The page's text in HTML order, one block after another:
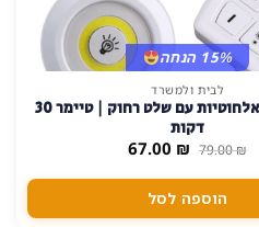
15% הנחה
לבית ולמשרד
סט 3 מנורות אלחוטיות עם שלט רחוק | טיימר 30
דקות
79.00₪ המחיר
היה:
79.00 ₪.
67.00 ₪ המחיר
הוא:
הוספה לסל